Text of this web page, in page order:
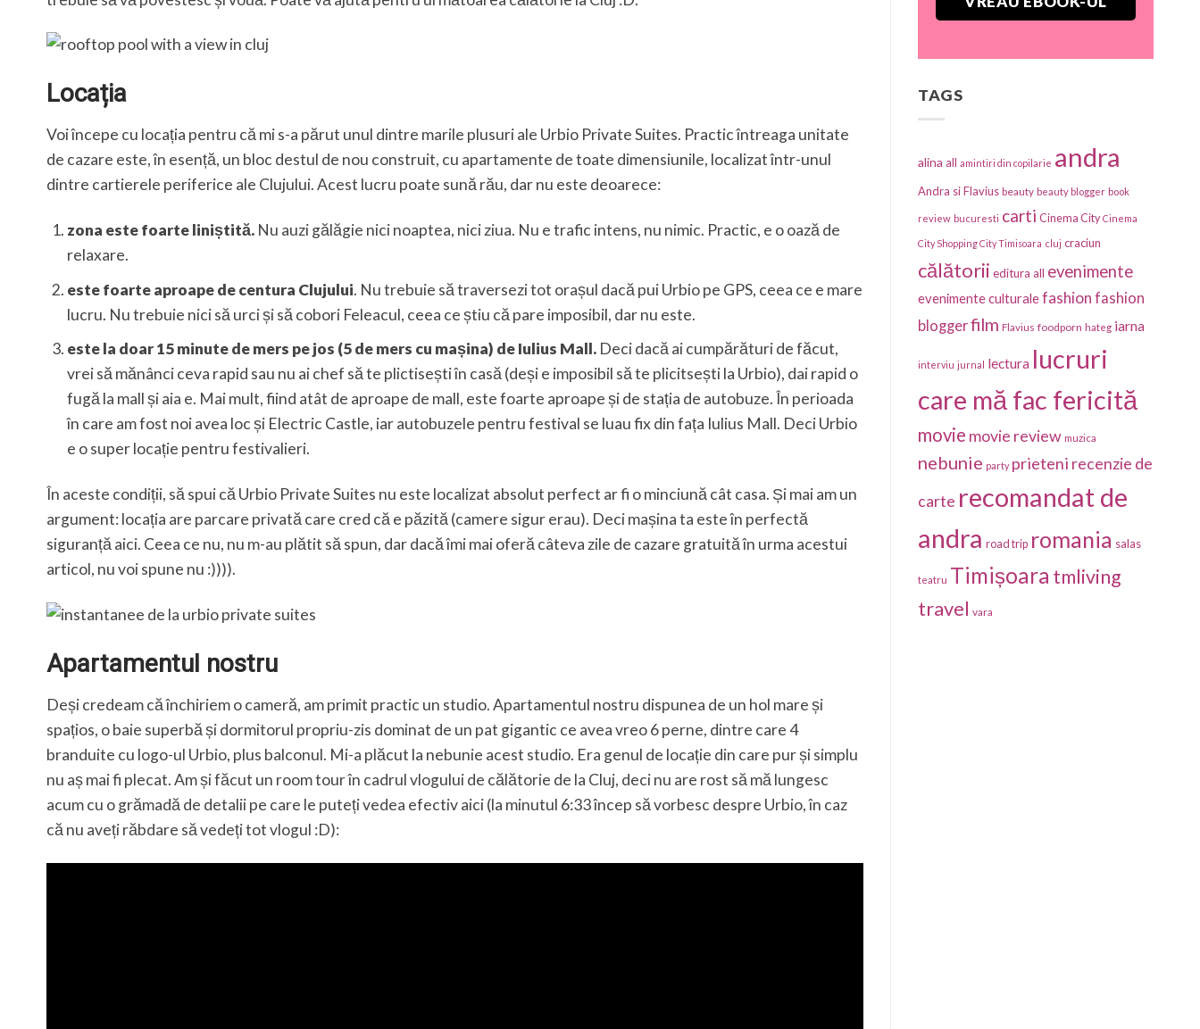
Locația
Voi începe cu locația pentru că mi s-a părut unul dintre marile plusuri ale Urbio Private Suites. Practic întreaga unitate
de cazare este, în esență, un bloc destul de nou construit, cu apartamente de toate dimensiunile, localizat într-unul
dintre cartierele periferice ale Clujului. Acest lucru poate sună rău, dar nu este deoarece:
zona este foarte liniștită.Nu auzi gălăgie nici noaptea, nici ziua. Nu e trafic intens, nu nimic. Practic, e o oază de
relaxare.
este foarte aproape de centura Clujului. Nu trebuie să traversezi tot orașul dacă pui Urbio pe GPS, ceea ce e mare
lucru. Nu trebuie nici să urci și să cobori Feleacul, ceea ce știu că pare imposibil, dar nu este.
este la doar 15 minute de mers pe jos (5 de mers cu mașina) de Iulius Mall.Deci dacă ai cumpărături de făcut,
vrei să mănânci ceva rapid sau nu ai chef să te plictisești în casă (deși e imposibil să te plicitsești la Urbio), dai rapid o
fugă la mall și aia e. Mai mult, fiind atât de aproape de mall, este foarte aproape și de stația de autobuze. În perioada
în care am fost noi avea loc și Electric Castle, iar autobuzele pentru festival se luau fix din fața Iulius Mall. Deci Urbio
e o super locație pentru festivalieri.
În aceste condiții, să spui că Urbio Private Suites nu este localizat absolut perfect ar fi o minciună cât casa. Și mai am un
argument: locația are parcare privată care cred că e păzită (camere sigur erau). Deci mașina ta este în perfectă
siguranță aici. Ceea ce nu, nu m-au plătit să spun, dar dacă îmi mai oferă câteva zile de cazare gratuită în urma acestui
articol, nu voi spune nu :)))).
Apartamentul nostru
Deși credeam că închiriem o cameră, am primit practic un studio. Apartamentul nostru dispunea de un hol mare și
spațios, o baie superbă și dormitorul propriu-zis dominat de un pat gigantic ce avea vreo 6 perne, dintre care 4
branduite cu logo-ul Urbio, plus balconul. Mi-a plăcut la nebunie acest studio. Era genul de locație din care pur și simplu
nu aș mai fi plecat. Am și făcut un room tour în cadrul vlogului de călătorie de la Cluj, deci nu are rost să mă lungesc
acum cu o grămadă de detalii pe care le puteți vedea efectiv aici (la minutul 6:33 încep să vorbesc despre Urbio, în caz
că nu aveți răbdare să vedeți tot vlogul :D):
TAGS
alina all amintiri din copilarie andra
Andra si Flavius beauty beauty blogger book
review bucuresti carti Cinema City Cinema
City Shopping City Timisoara cluj craciun
călătorii editura all evenimente
evenimente culturalefashion fashion
bloggerfilm Flavius foodporn hateg iarna
interviu jurnal lectura lucruri
care mă fac fericită
movie movie review muzica
nebunie party prieteni recenzie de
carte recomandat de
andra road trip romania salas
teatru Timișoara tmliving
travel vara